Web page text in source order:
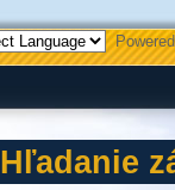
Hľadanie